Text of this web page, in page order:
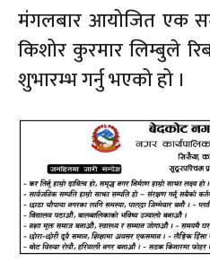
मंगलबार आयोजित एक
किशोर कुरमार लिम्बुले
शुभारम्भ गर्नु भएको हो ।